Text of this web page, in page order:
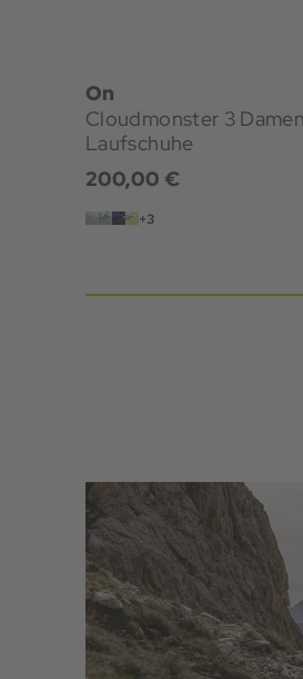
On
Cloudmonster 3 Damen
Laufschuhe
200,00 €
+3